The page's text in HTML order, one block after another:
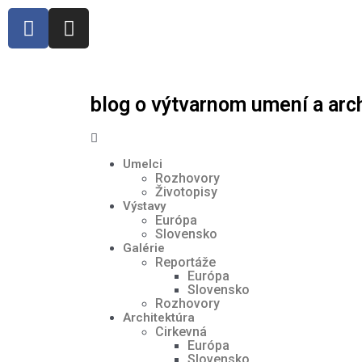
blog o výtvarnom umení a
Umelci
Rozhovory
Životopisy
Výstavy
Európa
Slovensko
Galérie
Reportáže
Európa
Slovensko
Rozhovory
Architektúra
Cirkevná
Európa